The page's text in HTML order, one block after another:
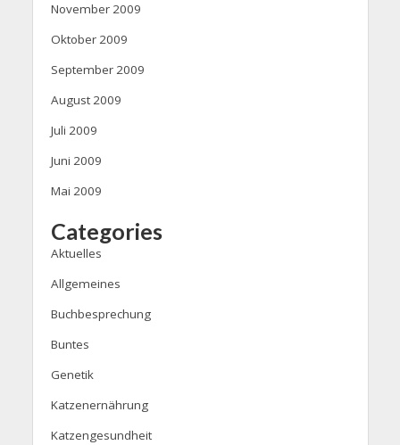
November 2009
Oktober 2009
September 2009
August 2009
Juli 2009
Juni 2009
Mai 2009
Categories
Aktuelles
Allgemeines
Buchbesprechung
Buntes
Genetik
Katzenernährung
Katzengesundheit